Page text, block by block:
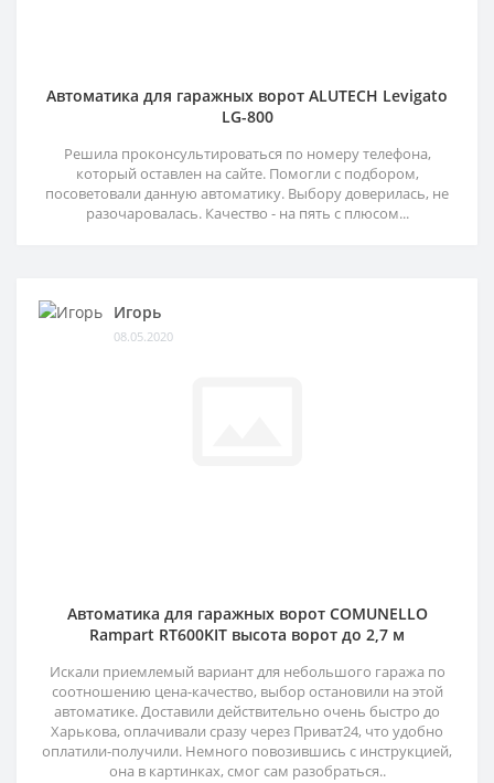
Автоматика для гаражных ворот ALUTECH Levigato
LG-800
Решила проконсультироваться по номеру телефона,
который оставлен на сайте. Помогли с подбором,
посоветовали данную автоматику. Выбору доверилась, не
разочаровалась. Качество - на пять с плюсом...
Игорь
08.05.2020
Автоматика для гаражных ворот COMUNELLO
Rampart RT600KIT высота ворот до 2,7 м
Искали приемлемый вариант для небольшого гаража по
соотношению цена-качество, выбор остановили на этой
автоматике. Доставили действительно очень быстро до
Харькова, оплачивали сразу через Приват24, что удобно
оплатили-получили. Немного повозившись с инструкцией,
она в картинках, смог сам разобраться..